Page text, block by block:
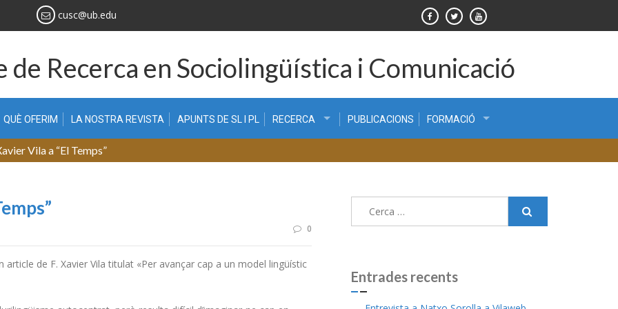
cusc@ub.edu
de Recerca en Sociolingüística i Comunicació
QUÈ OFERIM LA NOSTRA REVISTA APUNTS DE SL I PL RECERCA PUBLICACIONS FORMACIÓ
Vila a “El Temps”
0
article de F. Xavier Vila titulat «Per avançar cap a un model lingüístic
Entrades recents